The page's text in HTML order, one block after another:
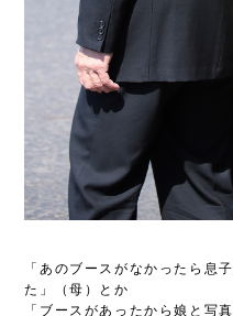
「あのブースがなかったら息
た」（母）とか
「ブースがあったから娘と写